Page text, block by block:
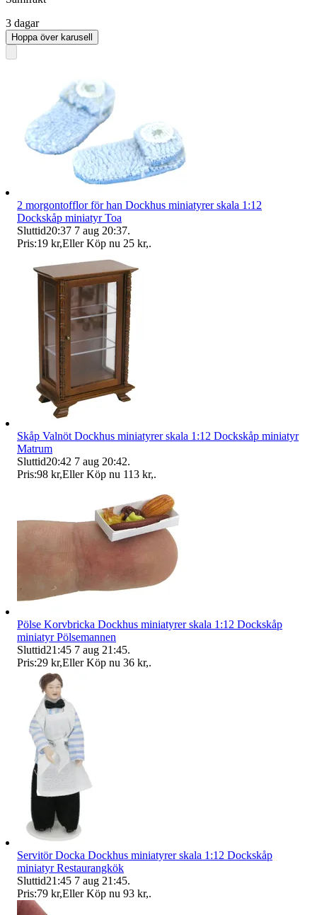
3 dagar
Hoppa över karusell
2 morgontofflor för han Dockhus miniatyrer skala 1:12
Dockskåp miniatyr Toa
Sluttid20:37 7 aug 20:37.
Pris:19 kr,Eller Köp nu 25 kr,.
Skåp Valnöt Dockhus miniatyrer skala 1:12 Dockskåp miniatyr
Matrum
Sluttid20:42 7 aug 20:42.
Pris:98 kr,Eller Köp nu 113 kr,.
Pölse Korvbricka Dockhus miniatyrer skala 1:12 Dockskåp
miniatyr Pölsemannen
Sluttid21:45 7 aug 21:45.
Pris:29 kr,Eller Köp nu 36 kr,.
Servitör Docka Dockhus miniatyrer skala 1:12 Dockskåp
miniatyr Restaurangkök
Sluttid21:45 7 aug 21:45.
Pris:79 kr,Eller Köp nu 93 kr,.